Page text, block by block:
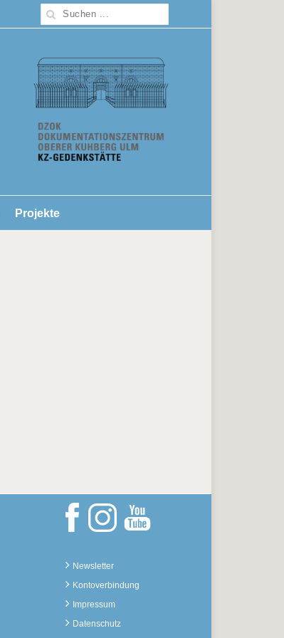
Projekte
Newsletter
Kontoverbindung
Impressum
Datenschutz